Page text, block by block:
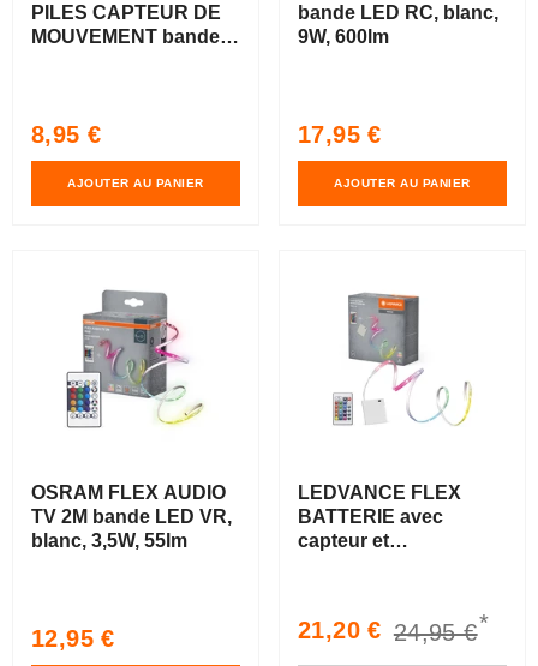
PILES CAPTEUR DE
MOUVEMENT bandes
Prix
habituel
8,95 €
AJOUTER AU PANIER
bande LED RC, blanc,
9W, 600lm
Prix
habituel
17,95 €
AJOUTER AU PANIER
OSRAM FLEX AUDIO
TV 2M bande LED VR,
blanc, 3,5W, 55lm
Prix
habituel
12,95 €
LEDVANCE FLEX
BATTERIE avec
capteur et
Prix
soldé
21,20 € Prix
habituel
24,95 €*